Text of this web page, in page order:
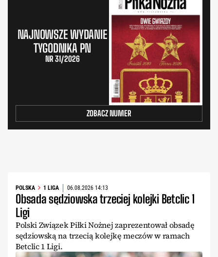
NAJNOWSZE WYDANIE
TYGODNIKA PN
NR 31/2026
ZOBACZ NUMER
POLSKA 1 LIGA 06.08.2026 14:13
Obsada sędziowska trzeciej kolejki Betclic 1
Ligi
Polski Związek Piłki Nożnej zaprezentował obsadę
sędziowską na trzecią kolejkę meczów w ramach
Betclic 1 Ligi.